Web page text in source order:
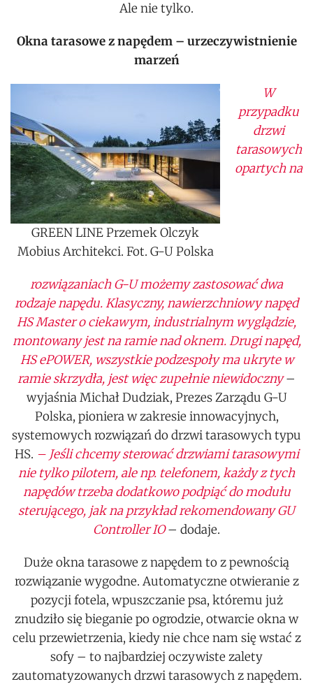
Ale nie tylko.
Okna tarasowe z napędem – urzeczywistnienie
marzeń
GREEN LINE Przemek Olczyk
Mobius Architekci. Fot. G-U Polska
W
przypadku
drzwi
tarasowych
opartych na
rozwiązaniach G-U możemy zastosować dwa
rodzaje napędu. Klasyczny, nawierzchniowy napęd
HS Master o ciekawym, industrialnym wyglądzie,
montowany jest na ramie nad oknem. Drugi napęd,
HS ePOWER, wszystkie podzespoły ma ukryte w
ramie skrzydła, jest więc zupełnie niewidoczny–
wyjaśnia Michał Dudziak, Prezes Zarządu G-U
Polska, pioniera w zakresie innowacyjnych,
systemowych rozwiązań do drzwi tarasowych typu
HS. – Jeśli chcemy sterować drzwiami tarasowymi
nie tylko pilotem, ale np. telefonem, każdy z tych
napędów trzeba dodatkowo podpiąć do modułu
sterującego, jak na przykład rekomendowany GU
Controller IO– dodaje.
Duże okna tarasowe z napędem to z pewnością
rozwiązanie wygodne. Automatyczne otwieranie z
pozycji fotela, wpuszczanie psa, któremu już
znudziło się bieganie po ogrodzie, otwarcie okna w
celu przewietrzenia, kiedy nie chce nam się wstać z
sofy – to najbardziej oczywiste zalety
zautomatyzowanych drzwi tarasowych z napędem.